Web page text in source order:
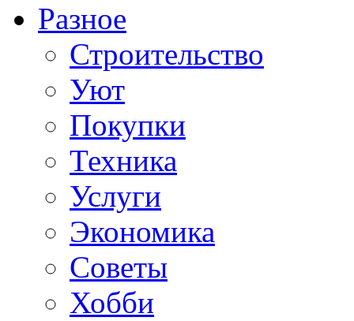
Разное
Строительство
Уют
Покупки
Техника
Услуги
Экономика
Советы
Хобби